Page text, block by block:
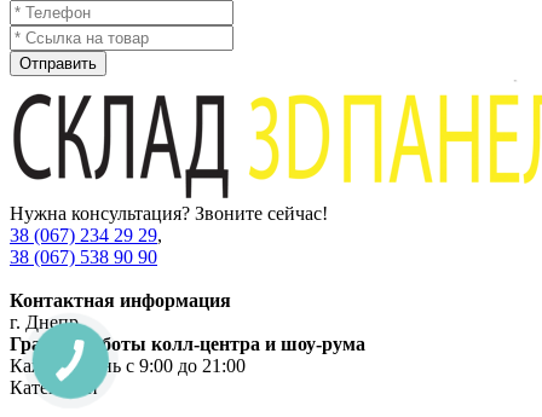
Отправить
Нужна консультация? Звоните сейчас!
38 (067) 234 29 29,
38 (067) 538 90 90
Контактная информация
г. Днепр
График работы колл-центра и шоу-рума
Каждый день с 9:00 до 21:00
Категории